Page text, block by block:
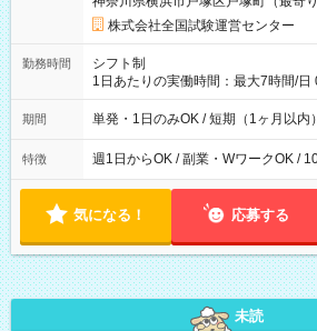
×8時間＝日収10,400円＋交通費 ※当
円の場合あり ・国家試験 7:00～
円（役割手当＋100円）×6時間＝日収
間】試用期間なし
株式会社全国試験運営センター
勤務時間
シフト制
1日あたりの実働時間：最大7時間/
間は 試験により異なります。
期間 単発・1日のみOK / 短期（1ヶ月以内）
特徴 週1日からOK / 副業・WワークOK /
気になる！ 応募する
未読